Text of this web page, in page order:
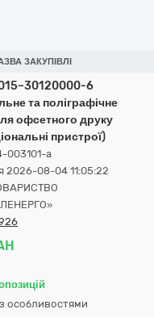
ЗАКУПІВЛІ
6
та поліграфічне
офсетного друку
пристрої)
003101-a
2026-08-04 11:05:22
з особливостями